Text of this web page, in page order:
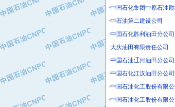
·中核苏阀科技实业股份有
·济南柴油机股份有限公司
·上海科瑞曼士德电源系
·东方合金铸造厂
·中国石油天然气管道局
·沧州市电气控制设备厂
·中船重工中南装备有限
·中国石化集团中原石油
·中石油第二建设公司
·中国石化胜利油田分公司
·大庆油田有限责任公司
·中国石油辽河油田分公司
·中国石化江汉油田分公司
·中国石油化工股份有限
·中国石油化工股份有限